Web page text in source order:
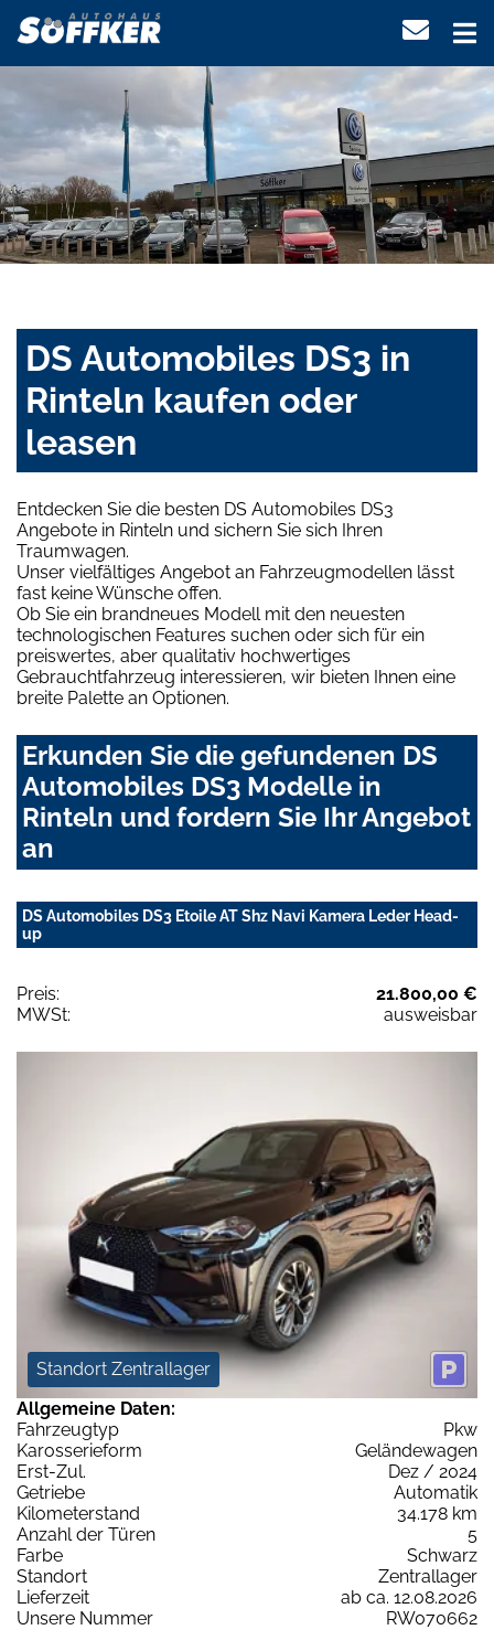
DS Automobiles DS3 in
Rinteln kaufen oder
leasen
Entdecken Sie die besten DS Automobiles DS3
Angebote in Rinteln und sichern Sie sich Ihren
Traumwagen.
Unser vielfältiges Angebot an Fahrzeugmodellen lässt
fast keine Wünsche offen.
Ob Sie ein brandneues Modell mit den neuesten
technologischen Features suchen oder sich für ein
preiswertes, aber qualitativ hochwertiges
Gebrauchtfahrzeug interessieren, wir bieten Ihnen eine
breite Palette an Optionen.
Erkunden Sie die gefundenen DS
Automobiles DS3 Modelle in
Rinteln und fordern Sie Ihr Angebot
an
DS Automobiles DS3 Etoile AT Shz Navi Kamera Leder Head-
up
Preis:
21.800,00 €
MWSt:
ausweisbar
Standort Zentrallager
Allgemeine Daten:
Fahrzeugtyp
Pkw
Karosserieform
Geländewagen
Erst-Zul.
Dez / 2024
Getriebe
Automatik
Kilometerstand
34.178 km
Anzahl der Türen
5
Farbe
Schwarz
Standort
Zentrallager
Lieferzeit
ab ca. 12.08.2026
Unsere Nummer
RW070662